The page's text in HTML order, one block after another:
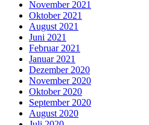
November 2021
Oktober 2021
August 2021
Juni 2021
Februar 2021
Januar 2021
Dezember 2020
November 2020
Oktober 2020
September 2020
August 2020